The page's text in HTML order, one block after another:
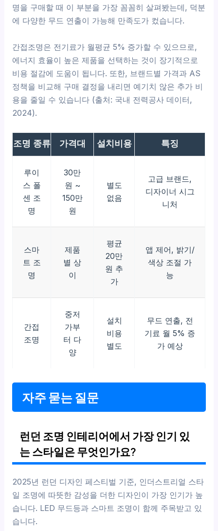
명을 구매할 때 이 부분을 가장 꼼꼼히 살펴봤는데, 덕분
에 다양한 무드 연출이 가능해 만족도가 컸습니다.
간접조명은 전기료가 월평균 5% 증가할 수 있으므로,
에너지 효율이 높은 제품을 선택하는 것이 장기적으로
비용 절감에 도움이 됩니다. 또한, 브랜드별 가격과 AS
정책을 비교해 구매 결정을 내리면 예기치 않은 추가 비
용을 줄일 수 있습니다 (출처: 국내 전력공사 데이터,
2024).
조명 종류 가격대 설치비용 특징
루이
스 폴
센 조
명
30만
원 ~
150만
원
별도
없음
고급 브랜드,
디자이너 시그
니처
스마
트 조
명
제품
별 상
이
평균
20만
원 추
가
앱 제어, 밝기/
색상 조절 가
능
간접
조명
중저
가부
터 다
양
설치
비용
별도
무드 연출, 전
기료 월 5% 증
가 예상
자주 묻는 질문
런던 조명 인테리어에서 가장 인기 있
는 스타일은 무엇인가요?
2025년 런던 디자인 페스티벌 기준, 인더스트리얼 스타
일 조명에 따뜻한 감성을 더한 디자인이 가장 인기가 높
습니다. LED 무드등과 스마트 조명이 함께 주목받고 있
습니다.